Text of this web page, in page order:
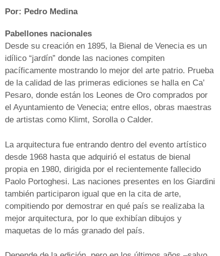
Por: Pedro Medina
Pabellones nacionales
Desde su creación en 1895, la Bienal de Venecia es un
idílico “jardín” donde las naciones compiten
pacíficamente mostrando lo mejor del arte patrio. Prueba
de la calidad de las primeras ediciones se halla en Ca’
Pesaro, donde están los Leones de Oro comprados por
el Ayuntamiento de Venecia; entre ellos, obras maestras
de artistas como Klimt, Sorolla o Calder.
La arquitectura fue entrando dentro del evento artístico
desde 1968 hasta que adquirió el estatus de bienal
propia en 1980, dirigida por el recientemente fallecido
Paolo Portoghesi. Las naciones presentes en los Giardini
también participaron igual que en la cita de arte,
compitiendo por demostrar en qué país se realizaba la
mejor arquitectura, por lo que exhibían dibujos y
maquetas de lo más granado del país.